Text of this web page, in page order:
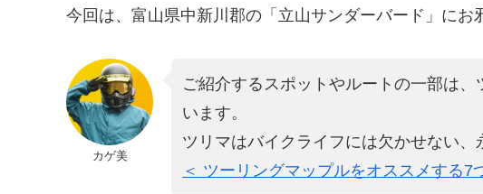
今回は、富山県中新川郡の「立山サンダーバード」にお
カゲ美
ご紹介するスポットやルートの一部は
います。
ツリマはバイクライフには欠かせない、
＜ ツーリングマップルをオススメする7